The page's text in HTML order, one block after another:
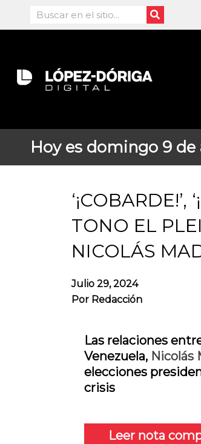
Search
Hoy es domingo 9 de
‘¡COBARDE!’,
TONO EL
NICOLÁS
Julio 29, 2024
Por Redacción
Las relaciones
Venezuela, Nicolás
elecciones
crisis
Leer nota